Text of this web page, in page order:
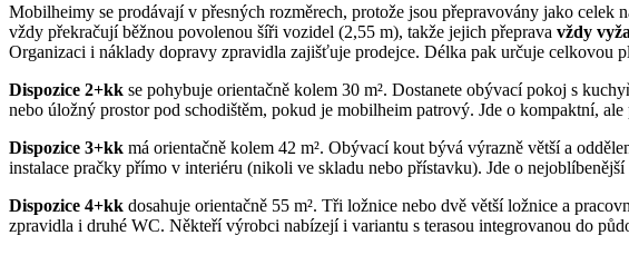
Mobilheimy se prodávají v přesných rozměrech, protože jsou přepravovány jako
vždy překračují běžnou povolenou šíři vozidel (2,55 m), takže jejich přeprava vždy
Organizaci i náklady dopravy zpravidla zajišťuje prodejce. Délka pak určuje celkovou
Dispozice 2+kk se pohybuje orientačně kolem 30 m². Dostanete obývací pokoj s
nebo úložný prostor pod schodištěm, pokud je mobilheim patrový. Jde o kompaktní,
Dispozice 3+kk má orientačně kolem 42 m². Obývací kout bývá výrazně větší a
instalace pračky přímo v interiéru (nikoli ve skladu nebo přístavku). Jde o
Dispozice 4+kk dosahuje orientačně 55 m². Tři ložnice nebo dvě větší ložnice a
zpravidla i druhé WC. Někteří výrobci nabízejí i variantu s terasou integrovanou do